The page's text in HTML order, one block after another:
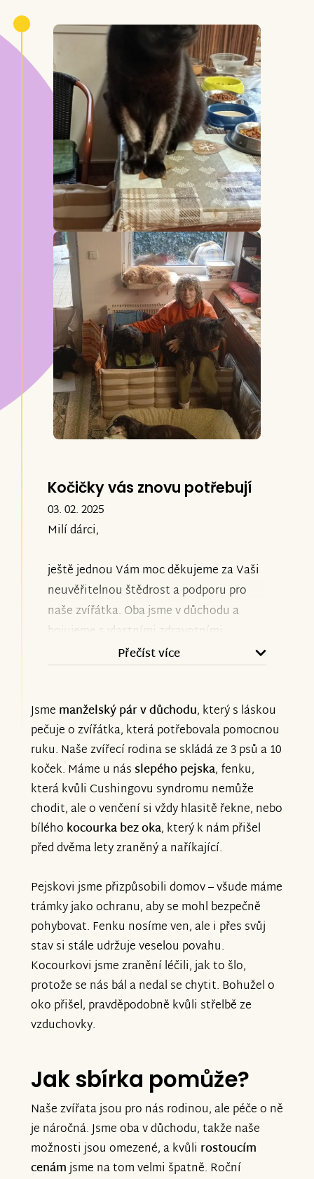
Kočičky vás znovu potřebují
03. 02. 2025
Milí dárci,
ještě jednou Vám moc děkujeme za Vaši
neuvěřitelnou štědrost a podporu pro
naše zvířátka. Oba jsme v důchodu a
bojujeme s vlastními zdravotními
problémy, takže bez Vaší podpory
Okolnosti nás ale nutí žádat o pomoc
znovu. Léčba nového kocourka Macka
nás teď v lednu stála z našich důchodů
přes 7000 Kč, máme u nás chromou fenku
a slepého pejska, kteří také potřebují
nákladnou léčbu, a ceny krmiva neustále
rostou. Víme, že situace je teď obtížná
pro všechny, ale moc Vás prosíme, pokud
nemocným zvířátkům žít důstojný život.
Nová sbírka:
https://www.znesnaze21.cz/sbirka/kalinovi-
opatruji-zviratka-v-nouzi-podporme-je
Děkujeme všem, kteří nás podpoříte.
Vaše pomoc pro nás moc znamená a
manžele Kalinovi
Přečíst více
Jsme manželský pár v důchodu, který s láskou
pečuje o zvířátka, která potřebovala pomocnou
ruku. Naše zvířecí rodina se skládá ze 3 psů a 10
koček. Máme u násslepého pejska, fenku,
která kvůli Cushingovu syndromu nemůže
chodit, ale o venčení si vždy hlasitě řekne, nebo
bílého kocourka bez oka, který k nám přišel
před dvěma lety zraněný a naříkající.
Pejskovi jsme přizpůsobili domov – všude máme
trámky jako ochranu, aby se mohl bezpečně
pohybovat. Fenku nosíme ven, ale i přes svůj
stav si stále udržuje veselou povahu.
Kocourkovi jsme zranění léčili, jak to šlo,
protože se nás bál a nedal se chytit. Bohužel o
oko přišel, pravděpodobně kvůli střelbě ze
vzduchovky.
Jak sbírka pomůže?
Naše zvířata jsou pro nás rodinou, ale péče o ně
je náročná. Jsme oba v důchodu, takže naše
možnosti jsou omezené, a kvůli rostoucím
cenámjsme na tom velmi špatně. Roční